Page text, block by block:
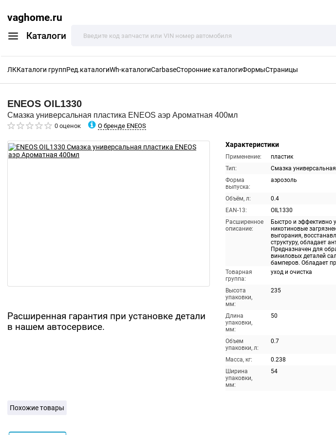
vaghome.ru
Каталоги
ЛККаталоги группРед.каталогиWh-каталогиCarbaseСторонние каталогиФормыСтраницы
ENEOS OIL1330
Смазка универсальная пластика ENEOS аэр Ароматная 400мл
0 оценок О бренде ENEOS
Расширенная гарантия при установке детали
в нашем автосервисе.
Характеристики
Применение:
пластик
Тип:
Смазка универсальная
Форма
выпуска:
аэрозоль
Объём, л:
0.4
EAN-13:
OIL1330
Расширенное
описание:
Быстро и эффективно
никотиновые
выгорания,
структуру, обладает
Предназначен для
виниловых деталей
бамперов. Обладает
Товарная
группа:
уход и очистка
Высота
упаковки,
мм:
235
Длина
упаковки,
мм:
50
Объем
упаковки, л:
0.7
Масса, кг:
0.238
Ширина
упаковки,
мм:
54
Похожие товары